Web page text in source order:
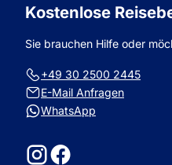
Kostenlose
Sie brauchen Hilfe oder
+49 30 2500 2445
E-Mail Anfragen
WhatsApp
InstagramFacebook